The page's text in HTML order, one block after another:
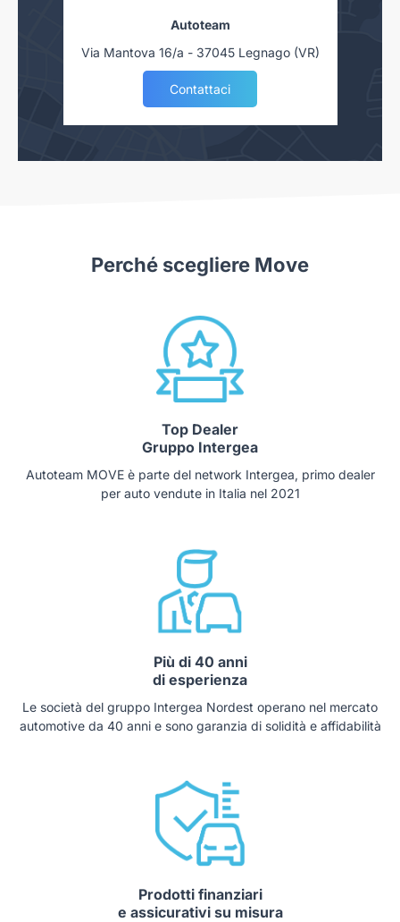
Autoteam
Via Mantova 16/a - 37045 Legnago (VR)
Contattaci
Perché scegliere Move
Top Dealer
Gruppo Intergea
Autoteam MOVE è parte del network Intergea, primo dealer
per auto vendute in Italia nel 2021
Più di 40 anni
di esperienza
Le società del gruppo Intergea Nordest operano nel mercato
automotive da 40 anni e sono garanzia di solidità e affidabilità
Prodotti finanziari
e assicurativi su misura